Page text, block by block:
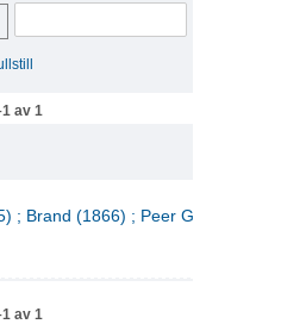
av 1
; Brand (1866) ; Peer Gynt (1867)]
av 1